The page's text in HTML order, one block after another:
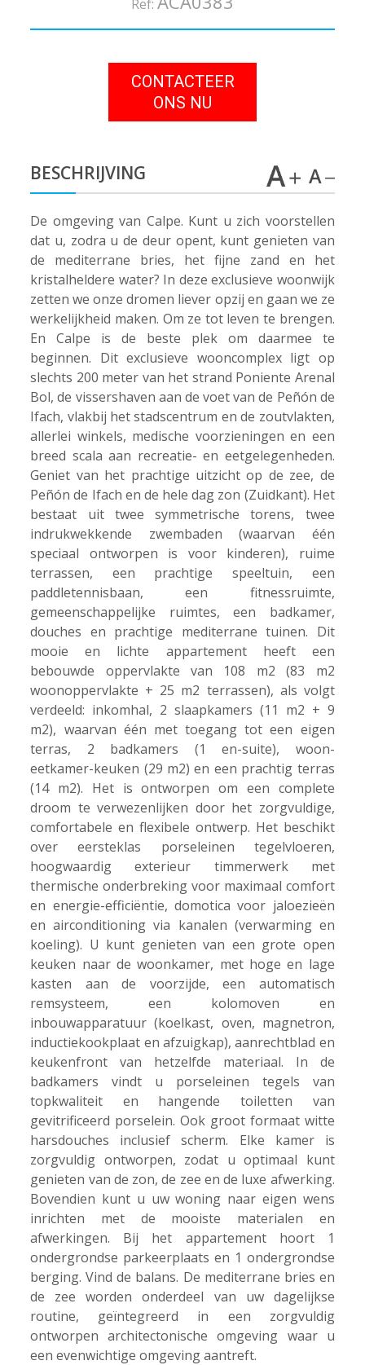
Ref:
CONTACTEER
ONS NU
BESCHRIJVING
De omgeving van Calpe. Kunt u zich voorstellen
dat u, zodra u de deur opent, kunt genieten van
de mediterrane bries, het fijne zand en het
kristalheldere water? In deze exclusieve woonwijk
zetten we onze dromen liever opzij en gaan we ze
werkelijkheid maken. Om ze tot leven te brengen.
En Calpe is de beste plek om daarmee te
beginnen. Dit exclusieve wooncomplex ligt op
slechts 200 meter van het strand Poniente Arenal
Bol, de vissershaven aan de voet van de Peñón de
Ifach, vlakbij het stadscentrum en de zoutvlakten,
allerlei winkels, medische voorzieningen en een
breed scala aan recreatie- en eetgelegenheden.
Geniet van het prachtige uitzicht op de zee, de
Peñón de Ifach en de hele dag zon (Zuidkant). Het
bestaat uit twee symmetrische torens, twee
indrukwekkende zwembaden (waarvan één
speciaal ontworpen is voor kinderen), ruime
terrassen, een prachtige speeltuin, een
paddletennisbaan, een fitnessruimte,
gemeenschappelijke ruimtes, een badkamer,
douches en prachtige mediterrane tuinen. Dit
mooie en lichte appartement heeft een
bebouwde oppervlakte van 108 m2 (83 m2
woonoppervlakte + 25 m2 terrassen), als volgt
verdeeld: inkomhal, 2 slaapkamers (11 m2 + 9
m2), waarvan één met toegang tot een eigen
terras, 2 badkamers (1 en-suite), woon-
eetkamer-keuken (29 m2) en een prachtig terras
(14 m2). Het is ontworpen om een ​​complete
droom te verwezenlijken door het zorgvuldige,
comfortabele en flexibele ontwerp. Het beschikt
over eersteklas porseleinen tegelvloeren,
hoogwaardig exterieur timmerwerk met
thermische onderbreking voor maximaal comfort
en energie-efficiëntie, domotica voor jaloezieën
en airconditioning via kanalen (verwarming en
koeling). U kunt genieten van een grote open
keuken naar de woonkamer, met hoge en lage
kasten aan de voorzijde, een automatisch
remsysteem, een kolomoven en
inbouwapparatuur (koelkast, oven, magnetron,
inductiekookplaat en afzuigkap), aanrechtblad en
keukenfront van hetzelfde materiaal. In de
badkamers vindt u porseleinen tegels van
topkwaliteit en hangende toiletten van
gevitrificeerd porselein. Ook groot formaat witte
harsdouches inclusief scherm. Elke kamer is
zorgvuldig ontworpen, zodat u optimaal kunt
genieten van de zon, de zee en de luxe afwerking.
Bovendien kunt u uw woning naar eigen wens
inrichten met de mooiste materialen en
afwerkingen. Bij het appartement hoort 1
ondergrondse parkeerplaats en 1 ondergrondse
berging. Vind de balans. De mediterrane bries en
de zee worden onderdeel van uw dagelijkse
routine, geïntegreerd in een zorgvuldig
ontworpen architectonische omgeving waar u
een evenwichtige omgeving aantreft.